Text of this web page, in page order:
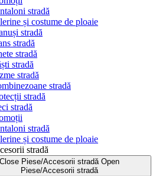
stradă
și costume de ploaie
stradă
stradă
stradă
stradă
stradă
stradă
stradă
stradă
stradă
și costume de ploaie
stradă
Close Piese/Accesorii stradă Open
Piese/Accesorii stradă